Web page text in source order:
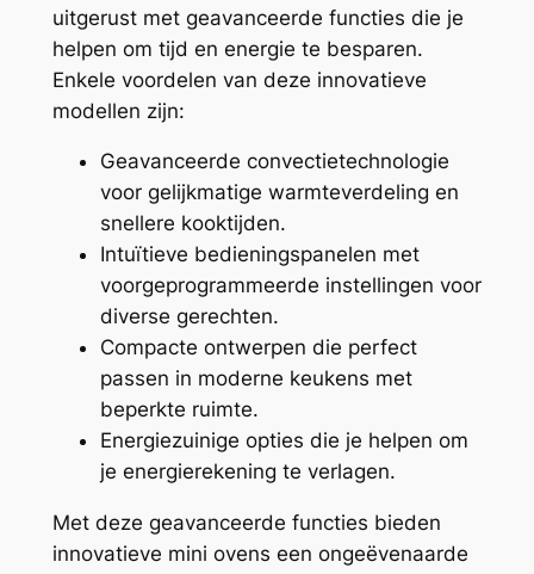
uitgerust met geavanceerde functies die je
helpen om tijd en energie te besparen.
Enkele voordelen van deze innovatieve
modellen zijn:
Geavanceerde convectietechnologie
voor gelijkmatige warmteverdeling en
snellere kooktijden.
Intuïtieve bedieningspanelen met
voorgeprogrammeerde instellingen voor
diverse gerechten.
Compacte ontwerpen die perfect
passen in moderne keukens met
beperkte ruimte.
Energiezuinige opties die je helpen om
je energierekening te verlagen.
Met deze geavanceerde functies bieden
innovatieve mini ovens een ongeëvenaarde